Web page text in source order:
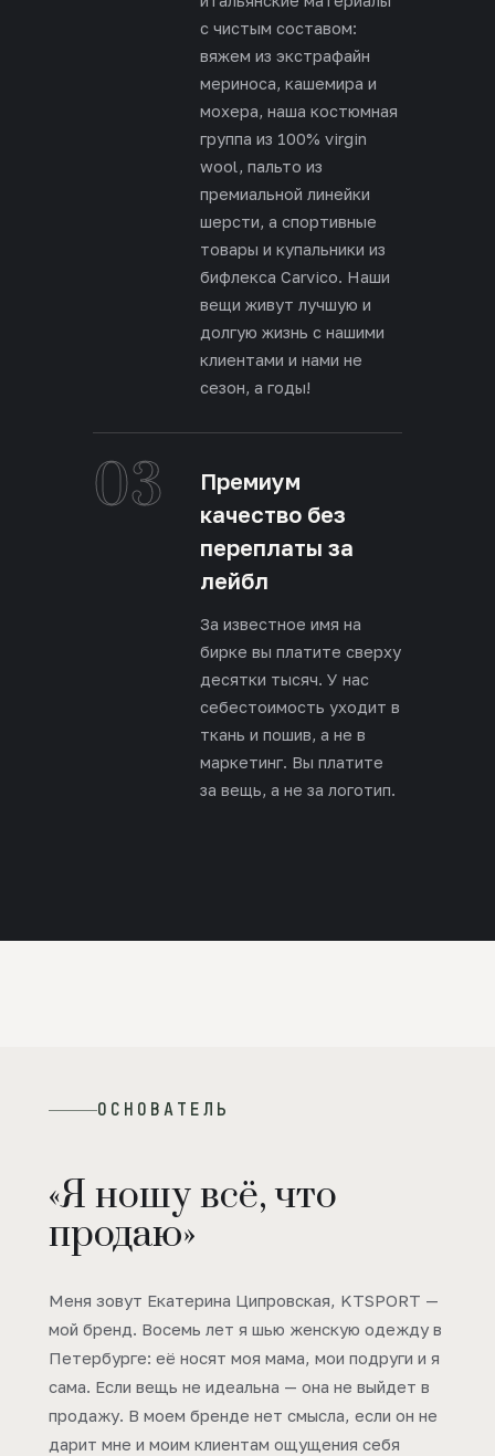
с чистым составом:
вяжем из экстрафайн
мериноса, кашемира и
мохера, наша костюмная
группа из 100% virgin
wool, пальто из
премиальной линейки
шерсти, а спортивные
товары и купальники из
бифлекса Carvico. Наши
вещи живут лучшую и
долгую жизнь с нашими
клиентами и нами не
сезон, а годы!
03
Премиум
качество без
переплаты за
лейбл
За известное имя на
бирке вы платите сверху
десятки тысяч. У нас
себестоимость уходит в
ткань и пошив, а не в
маркетинг. Вы платите
за вещь, а не за логотип.
ОСНОВАТЕЛЬ
«Я ношу всё, что
продаю»
Меня зовут Екатерина Ципровская, KTSPORT —
мой бренд. Восемь лет я шью женскую одежду в
Петербурге: её носят моя мама, мои подруги и я
сама. Если вещь не идеальна — она не выйдет в
продажу. В моем бренде нет смысла, если он не
дарит мне и моим клиентам ощущения себя